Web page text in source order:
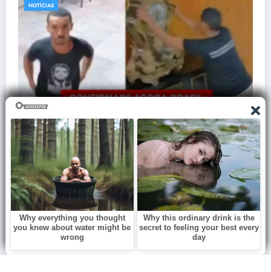
NOTÍCIAS
Danilo Gentili lamenta morte de grande